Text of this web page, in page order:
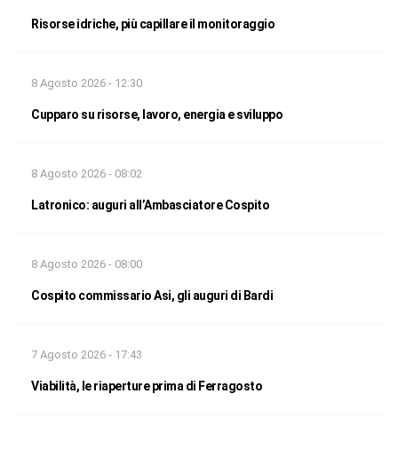
Risorse idriche, più capillare il monitoraggio
8 Agosto 2026 - 12:30
Cupparo su risorse, lavoro, energia e sviluppo
8 Agosto 2026 - 08:02
Latronico: auguri all’Ambasciatore Cospito
8 Agosto 2026 - 08:00
Cospito commissario Asi, gli auguri di Bardi
7 Agosto 2026 - 17:43
Viabilità, le riaperture prima di Ferragosto